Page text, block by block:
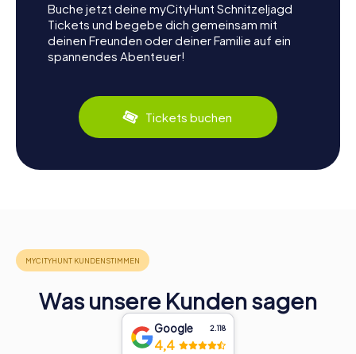
Buche jetzt deine myCityHunt Schnitzeljagd
Tickets und begebe dich gemeinsam mit
deinen Freunden oder deiner Familie auf ein
spannendes Abenteuer!
Tickets buchen
Was unsere Kunden sagen
Google 2.118
4,4